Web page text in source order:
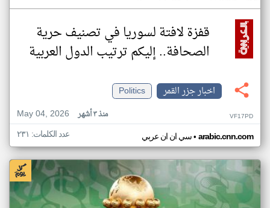
قفزة لافتة لسوريا في تصنيف حرية
الصحافة.. إليكم ترتيب الدول العربية
اخبار جزر القمر
Politics
May 04, 2026
منذ ٣ أشهر VF17PD
سي ان ان عربي• arabic.cnn.com عدد الكلمات: ٢٣١